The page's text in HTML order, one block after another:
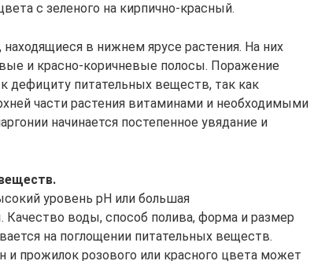
с зеленого на кирпично-красный.
находящиеся в нижнем ярусе растения. На них
и красно-коричневые полосы. Поражение
дефициту питательных веществ, так как
части растения витаминами и необходимыми
начинается постепенное увядание и
уровень pH или большая
Качество воды, способ полива, форма и размер
на поглощении питательных веществ.
и прожилок розового или красного цвета может